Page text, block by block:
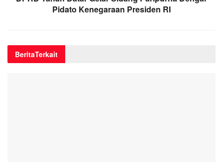
Pidato Kenegaraan Presiden RI
BeritaTerkait